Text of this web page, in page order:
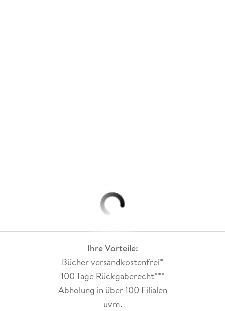
Ihre Vorteile:
Bücher versandkostenfrei*
100 Tage Rückgaberecht***
Abholung in über 100 Filialen
uvm.